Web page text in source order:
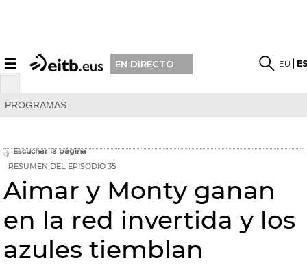
☰ EN DIRECTO EU
PROGRAMAS
Escuchar la página
RESUMEN DEL EPISODIO 35
Aimar y Monty ganan
en la red invertida y los
azules tiemblan